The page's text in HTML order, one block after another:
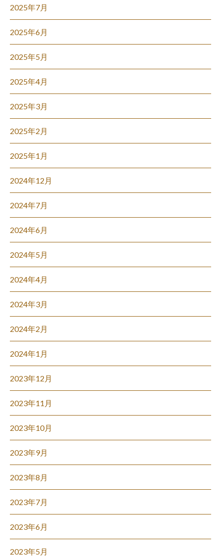
2025年7月
2025年6月
2025年5月
2025年4月
2025年3月
2025年2月
2025年1月
2024年12月
2024年7月
2024年6月
2024年5月
2024年4月
2024年3月
2024年2月
2024年1月
2023年12月
2023年11月
2023年10月
2023年9月
2023年8月
2023年7月
2023年6月
2023年5月